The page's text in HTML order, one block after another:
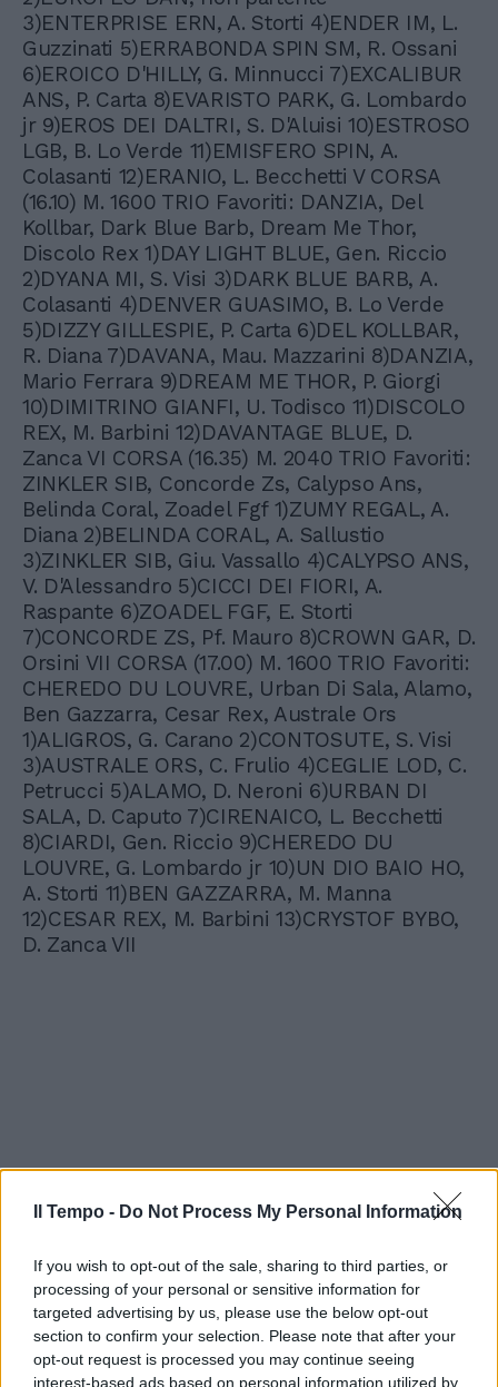
Il Tempo - Do Not Process My Personal Information
If you wish to opt-out of the sale, sharing to third parties, or
processing of your personal or sensitive information for
targeted advertising by us, please use the below opt-out
section to confirm your selection. Please note that after your
opt-out request is processed you may continue seeing
interest-based ads based on personal information utilized by
3)ENTERPRISE ERN, A. Storti 4)ENDER IM, L.
Guzzinati 5)ERRABONDA SPIN SM, R. Ossani
6)EROICO D'HILLY, G. Minnucci 7)EXCALIBUR
ANS, P. Carta 8)EVARISTO PARK, G. Lombardo
jr 9)EROS DEI DALTRI, S. D'Aluisi 10)ESTROSO
LGB, B. Lo Verde 11)EMISFERO SPIN, A.
Colasanti 12)ERANIO, L. Becchetti V CORSA
(16.10) M. 1600 TRIO Favoriti: DANZIA, Del
Kollbar, Dark Blue Barb, Dream Me Thor,
Discolo Rex 1)DAY LIGHT BLUE, Gen. Riccio
2)DYANA MI, S. Visi 3)DARK BLUE BARB, A.
Colasanti 4)DENVER GUASIMO, B. Lo Verde
5)DIZZY GILLESPIE, P. Carta 6)DEL KOLLBAR,
R. Diana 7)DAVANA, Mau. Mazzarini 8)DANZIA,
Mario Ferrara 9)DREAM ME THOR, P. Giorgi
10)DIMITRINO GIANFI, U. Todisco 11)DISCOLO
REX, M. Barbini 12)DAVANTAGE BLUE, D.
Zanca VI CORSA (16.35) M. 2040 TRIO Favoriti:
ZINKLER SIB, Concorde Zs, Calypso Ans,
Belinda Coral, Zoadel Fgf 1)ZUMY REGAL, A.
Diana 2)BELINDA CORAL, A. Sallustio
3)ZINKLER SIB, Giu. Vassallo 4)CALYPSO ANS,
V. D'Alessandro 5)CICCI DEI FIORI, A.
Raspante 6)ZOADEL FGF, E. Storti
7)CONCORDE ZS, Pf. Mauro 8)CROWN GAR, D.
Orsini VII CORSA (17.00) M. 1600 TRIO Favoriti:
CHEREDO DU LOUVRE, Urban Di Sala, Alamo,
Ben Gazzarra, Cesar Rex, Australe Ors
1)ALIGROS, G. Carano 2)CONTOSUTE, S. Visi
3)AUSTRALE ORS, C. Frulio 4)CEGLIE LOD, C.
Petrucci 5)ALAMO, D. Neroni 6)URBAN DI
SALA, D. Caputo 7)CIRENAICO, L. Becchetti
8)CIARDI, Gen. Riccio 9)CHEREDO DU
LOUVRE, G. Lombardo jr 10)UN DIO BAIO HO,
A. Storti 11)BEN GAZZARRA, M. Manna
12)CESAR REX, M. Barbini 13)CRYSTOF BYBO,
D. Zanca VII